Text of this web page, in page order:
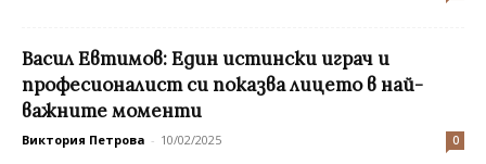
Васил Евтимов: Един истински играч и
професионалист си показва лицето в най-
важните моменти
Виктория Петрова - 10/02/2025 0